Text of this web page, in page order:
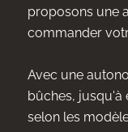
proposons une
commander
Avec une
bûches, jusqu'à
selon les